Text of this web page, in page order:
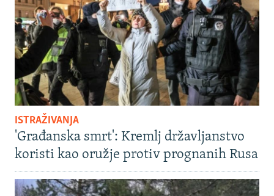
ISTRAŽIVANJA
'Građanska smrt': Kremlj državljanstvo
koristi kao oružje protiv prognanih Rusa